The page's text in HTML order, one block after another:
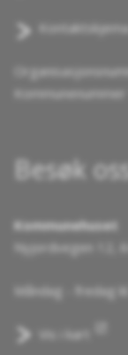
Kontaktskjema
Kommunenummer
Besøk
Kommunehuset
Nyjordvegen 12,
Måndag - fredag
Vis i kart